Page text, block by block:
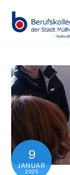
content
9
JANUAR
2025